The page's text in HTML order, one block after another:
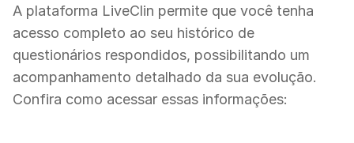
A plataforma LiveClin permite que você tenha
acesso completo ao seu histórico de
questionários respondidos, possibilitando um
acompanhamento detalhado da sua evolução.
Confira como acessar essas informações: